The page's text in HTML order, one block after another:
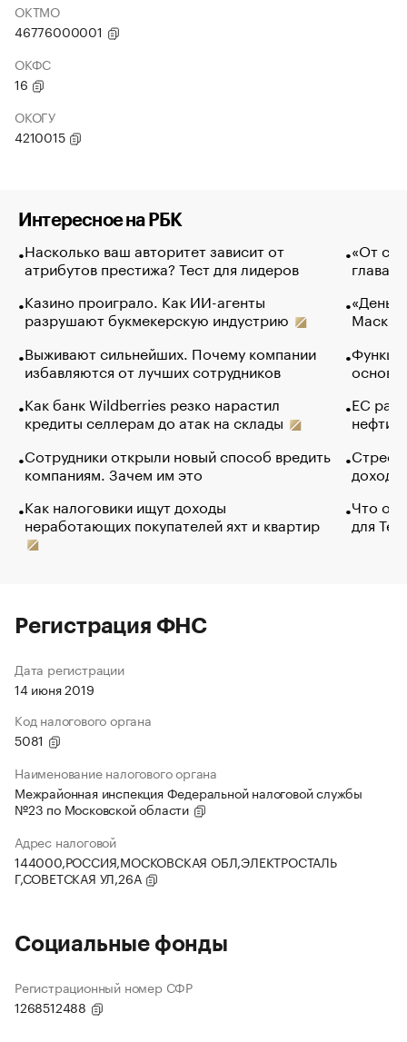
ОКТМО
46776000001
ОКФС
16
ОКОГУ
4210015
Интересное на РБК
Насколько ваш авторитет зависит от
атрибутов престижа? Тест для лидеров
Казино проиграло. Как ИИ-агенты
разрушают букмекерскую индустрию
Выживают сильнейших. Почему компании
избавляются от лучших сотрудников
Как банк Wildberries резко нарастил
кредиты селлерам до атак на склады
Сотрудники открыли новый способ вредить
компаниям. Зачем им это
Как налоговики ищут доходы
неработающих покупателей яхт и квартир
«От
глава
Маск в
основ
ЕС
нефти
Что
для
Регистрация ФНС
Дата регистрации
14 июня 2019
Код налогового органа
5081
Наименование налогового органа
Межрайонная инспекция Федеральной налоговой службы
№23 по Московской области
Адрес налоговой
144000,РОССИЯ,МОСКОВСКАЯ ОБЛ,ЭЛЕКТРОСТАЛЬ
Г,СОВЕТСКАЯ УЛ,26А
Социальные фонды
Регистрационный номер СФР
1268512488